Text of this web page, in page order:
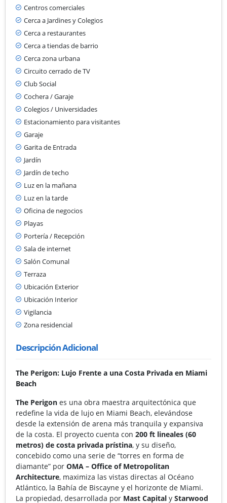
Centros comerciales
Cerca a Jardines y Colegios
Cerca a restaurantes
Cerca a tiendas de barrio
Cerca zona urbana
Circuito cerrado de TV
Club Social
Cochera / Garaje
Colegios / Universidades
Estacionamiento para visitantes
Garaje
Garita de Entrada
Jardín
Jardín de techo
Luz en la mañana
Luz en la tarde
Oficina de negocios
Playas
Portería / Recepción
Sala de internet
Salón Comunal
Terraza
Ubicación Exterior
Ubicación Interior
Vigilancia
Zona residencial
Descripción Adicional
The Perigon: Lujo Frente a una Costa Privada en Miami
Beach
The Perigon es una obra maestra arquitectónica que
redefine la vida de lujo en Miami Beach, elevándose
desde la extensión de arena más tranquila y expansiva
de la costa. El proyecto cuenta con 200 ft lineales (60
metros) de costa privada prístina, y su diseño,
concebido como una serie de “torres en forma de
diamante” por OMA – Office of Metropolitan
Architecture, maximiza las vistas directas al Océano
Atlántico, la Bahía de Biscayne y el horizonte de Miami.
La propiedad, desarrollada por Mast Capital y Starwood